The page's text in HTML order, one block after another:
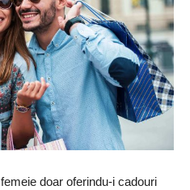
doar oferindu-i cadouri